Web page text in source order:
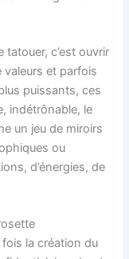
c’est ouvrir
valeurs et parfois
puissants, ces
indétrônable, le
un jeu de miroirs
ou
d’énergies, de
la création du